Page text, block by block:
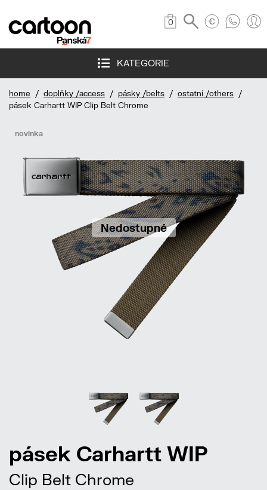
0
KATEGORIE
home / doplňky /access / pásky /belts / ostatní /others /
pásek Carhartt WIP Clip Belt Chrome
Nedostupné
novinka
pásek Carhartt WIP
Clip Belt Chrome